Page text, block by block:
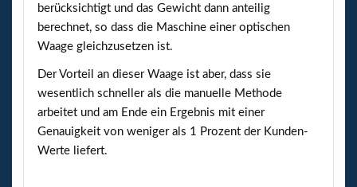
berücksichtigt und das Gewicht dann anteilig
berechnet, so dass die Maschine einer optischen
Waage gleichzusetzen ist.
Der Vorteil an dieser Waage ist aber, dass sie
wesentlich schneller als die manuelle Methode
arbeitet und am Ende ein Ergebnis mit einer
Genauigkeit von weniger als 1 Prozent der Kunden-
Werte liefert.